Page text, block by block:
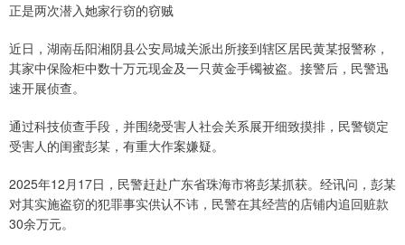
正是两次潜入她家行窃的窃贼
近日，湖南岳阳湘阴县公安局城关派出所接到辖区居民黄某报警称，
其家中保险柜中数十万元现金及一只黄金手镯被盗。接警后，民警迅
速开展侦查。
通过科技侦查手段，并围绕受害人社会关系展开细致摸排，民警锁定
受害人的闺蜜彭某，有重大作案嫌疑。
2025年12月17日，民警赶赴广东省珠海市将彭某抓获。经讯问，彭某
对其实施盗窃的犯罪事实供认不讳，民警在其经营的店铺内追回赃款
30余万元。